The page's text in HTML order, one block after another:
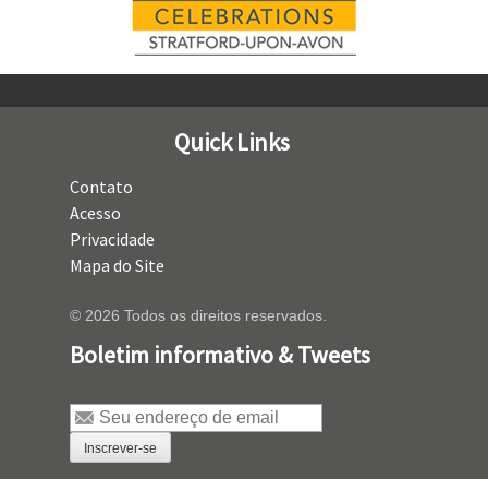
Quick Links
Contato
Acesso
Privacidade
Mapa do Site
© 2026 Todos os direitos reservados.
Boletim informativo & Tweets